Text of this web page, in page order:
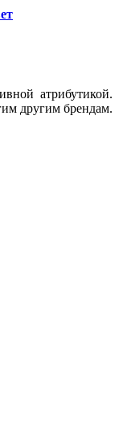
атрибутикой.
другим брендам.